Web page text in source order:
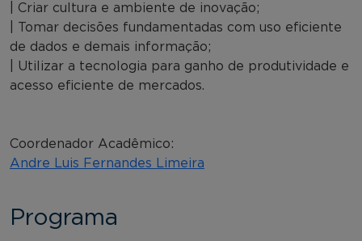
| Criar cultura e ambiente de inovação;
| Tomar decisões fundamentadas com uso eficiente
de dados e demais informação;
| Utilizar a tecnologia para ganho de produtividade e
acesso eficiente de mercados.
Coordenador Acadêmico:
Andre Luis Fernandes Limeira
Programa